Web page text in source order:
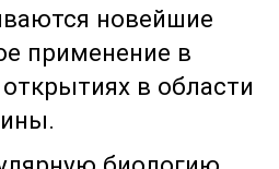
новейшие
применение в
в области